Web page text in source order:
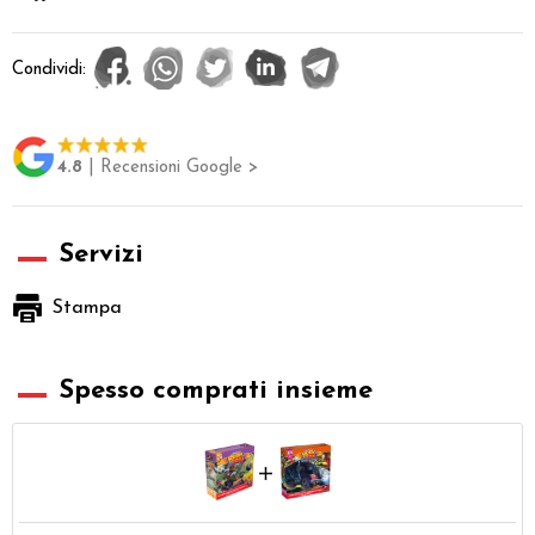
Condividi:
4.8 | Recensioni Google >
Servizi
Stampa
Spesso comprati insieme